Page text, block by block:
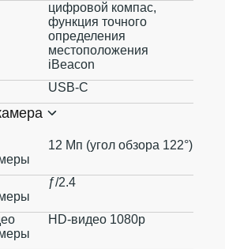
цифровой компас,
функция точного
определения
местоположения
iBeacon
USB‑C
12 Мп (угол обзора 122°)
ƒ/2.4
HD-видео 1080p